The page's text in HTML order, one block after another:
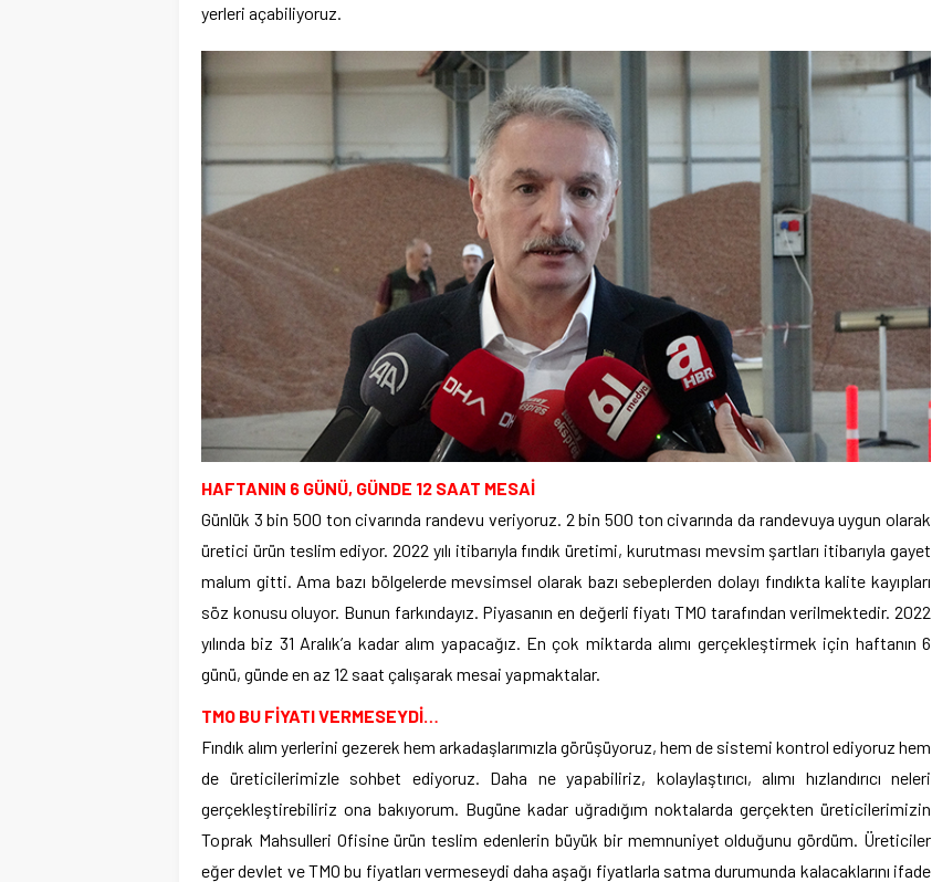
yerleri açabiliyoruz.
HAFTANIN 6 GÜNÜ, GÜNDE 12 SAAT MESAİ
Günlük 3 bin 500 ton civarında randevu veriyoruz. 2 bin 500 ton civarında da randevuya uygun olarak
üretici ürün teslim ediyor. 2022 yılı itibarıyla fındık üretimi, kurutması mevsim şartları itibarıyla gayet
malum gitti. Ama bazı bölgelerde mevsimsel olarak bazı sebeplerden dolayı fındıkta kalite kayıpları
söz konusu oluyor. Bunun farkındayız. Piyasanın en değerli fiyatı TMO tarafından verilmektedir. 2022
yılında biz 31 Aralık’a kadar alım yapacağız. En çok miktarda alımı gerçekleştirmek için haftanın 6
günü, günde en az 12 saat çalışarak mesai yapmaktalar.
TMO BU FİYATI VERMESEYDİ…
Fındık alım yerlerini gezerek hem arkadaşlarımızla görüşüyoruz, hem de sistemi kontrol ediyoruz hem
de üreticilerimizle sohbet ediyoruz. Daha ne yapabiliriz, kolaylaştırıcı, alımı hızlandırıcı neleri
gerçekleştirebiliriz ona bakıyorum. Bugüne kadar uğradığım noktalarda gerçekten üreticilerimizin
Toprak Mahsulleri Ofisine ürün teslim edenlerin büyük bir memnuniyet olduğunu gördüm. Üreticiler
eğer devlet ve TMO bu fiyatları vermeseydi daha aşağı fiyatlarla satma durumunda kalacaklarını ifade